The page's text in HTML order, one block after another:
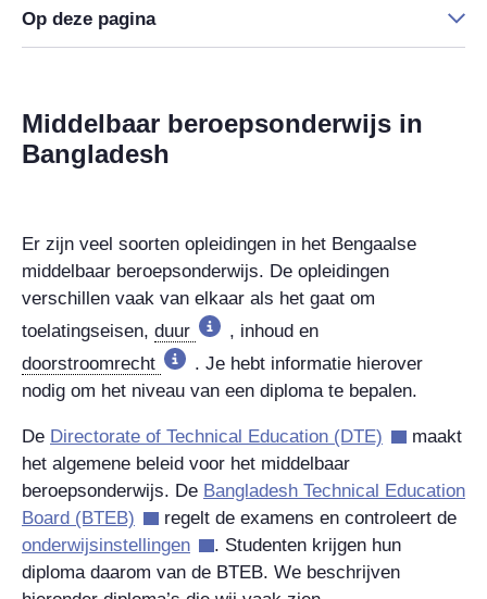
Op deze pagina
Middelbaar beroepsonderwijs in
Bangladesh
Er zijn veel soorten opleidingen in het Bengaalse
middelbaar beroepsonderwijs. De opleidingen
verschillen vaak van elkaar als het gaat om
toelatingseisen, duur
, inhoud en
doorstroomrecht
. Je hebt informatie hierover
nodig om het niveau van een diploma te bepalen.
De Directorate of Technical Education (DTE)
maakt
het algemene beleid voor het middelbaar
beroepsonderwijs. De Bangladesh Technical Education
Board (BTEB)
regelt de examens en controleert de
onderwijsinstellingen
. Studenten krijgen hun
diploma daarom van de BTEB. We beschrijven